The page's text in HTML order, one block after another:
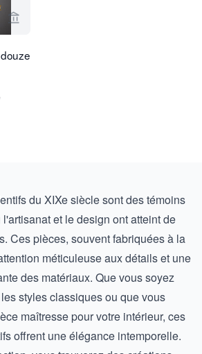
Voir la page vendeur de Kollenburg
du XIXe siècle sont des témoins
et le design ont atteint de
Ces pièces, souvent fabriquées à la
méticuleuse aux détails et une
des matériaux. Que vous soyez
styles classiques ou que vous
maîtresse pour votre intérieur, ces
offrent une élégance intemporelle.